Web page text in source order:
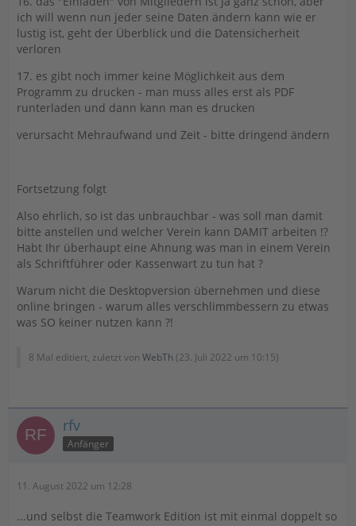
ich will wenn nun jeder seine Daten ändern kann wie er
lustig ist, geht der Überblick und die Datensicherheit
verloren
17. es gibt noch immer keine Möglichkeit aus dem
Programm zu drucken - man muss alles erst als PDF
runterladen und dann kann man es drucken
verursacht Mehraufwand und Zeit - bitte dringend ändern
Fortsetzung folgt
Also ehrlich, so ist das unbrauchbar - was soll man damit
bitte anstellen und welcher Verein kann DAMIT arbeiten !?
Habt Ihr überhaupt eine Ahnung was man in einem Verein
als Schriftführer oder Kassenwart zu tun hat ?
Warum nicht die Desktopversion übernehmen und diese
online bringen - warum alles verschlimmbessern zu etwas
was SO keiner nutzen kann ?!
8 Mal editiert, zuletzt von WebTh (23. Juli 2022 um 10:15)
rfv
Anfänger
11. August 2022 um 12:28
...und selbst die Teamwork Edition ist mit einmal doppelt so